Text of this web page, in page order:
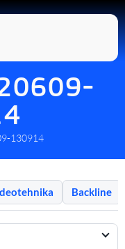
130914
Backline